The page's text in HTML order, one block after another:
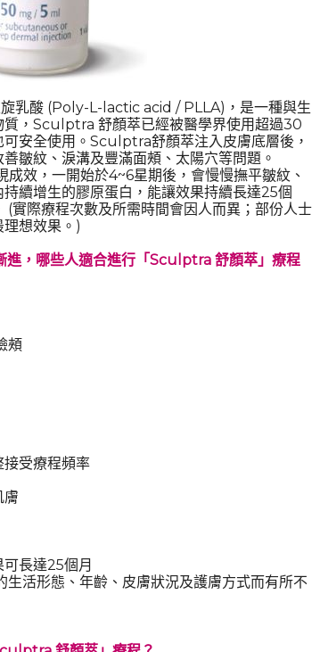
乳酸 (Poly-L-lactic acid / PLLA)，是一種與生
質，Sculptra 舒顏萃已經被醫學界使用超過30
安全使用。Sculptra舒顏萃注入皮膚底層後，
皺紋、淚溝及豐滿面頰、太陽穴等問題。
效，一開始於4~6星期後，會慢慢撫平皺紋、
續增生的膠原蛋白，能讓效果持續長達25個
(實際療程次數及所需時間會因人而異；部份人士
想效果。)
，哪些人適合進行「Sculptra 舒顏萃」療程
頰
接受療程頻率
膚
長達25個月
活形態、年齡、皮膚狀況及護膚方式而有所不